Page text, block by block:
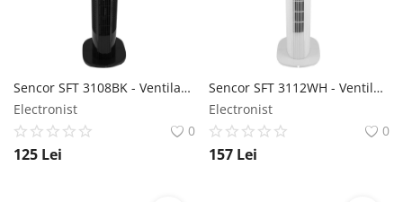
Sencor SFT 3108BK - Ventilator de coloană Sencor
Electronist
0
125 Lei
Sencor SFT 3112WH - Ventilator tip coloană Sencor
Electronist
0
157 Lei